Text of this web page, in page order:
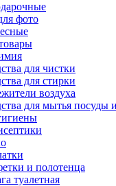
фото
для чистки
для стирки
воздуха
для мытья посуды
и полотенца
туалетная